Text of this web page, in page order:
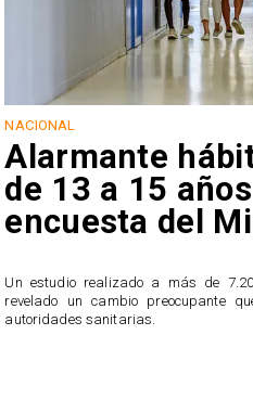
NACIONAL
Alarmante
de 13 a 15
encuesta del
Un estudio realizado a más de
revelado un cambio preocupante
autoridades sanitarias.